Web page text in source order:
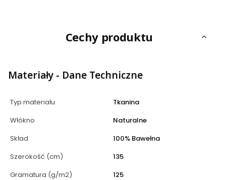
Cechy produktu
Materiały - Dane Techniczne
Typ materiału
Tkanina
Włókno
Naturalne
Skład
100% Bawełna
Szerokość (cm)
135
Gramatura (g/m2)
125